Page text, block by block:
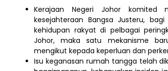
Kerajaan Negeri Johor komited
kesejahteraan Bangsa Justeru,
kehidupan rakyat di pelbagai
Johor, maka satu mekanisme
mengikut kepada keperluan dan
Isu keganasan rumah tangga telah